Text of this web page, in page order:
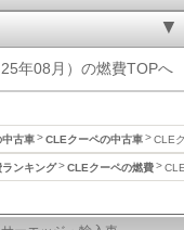
年08月）の燃費TOPへ
中古車 CLEクーペの中古車 CLE
ランキング CLEクーペの燃費